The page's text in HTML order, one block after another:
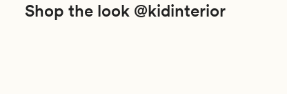
Shop the look @kidinterior